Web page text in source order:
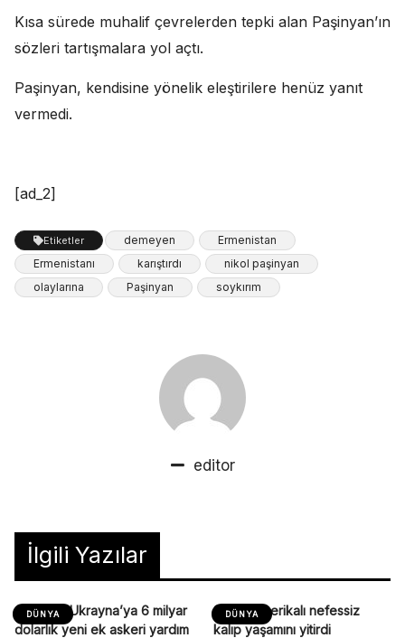
Kısa sürede muhalif çevrelerden tepki alan Paşinyan’ın
sözleri tartışmalara yol açtı.
Paşinyan, kendisine yönelik eleştirilere henüz yanıt
vermedi.
[ad_2]
Etiketler demeyen
Ermenistan
Ermenistanı
karıştırdı
nikol paşinyan
olaylarına
Paşinyan soykırım
editor
İlgili Yazılar
DÜNYA
ABD’den Ukrayna’ya 6 milyar
dolarlık yeni ek askeri yardım
DÜNYA
Siyahi Amerikalı nefessiz
kalıp yaşamını yitirdi